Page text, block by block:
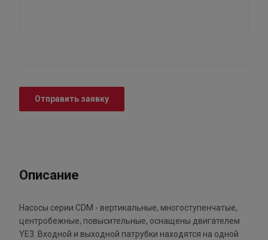
Отправить заявку
Описание
Насосы серии CDM - вертикальные, многоступенчатые,
центробежные, повысительные, оснащены двигателем
YE3. Входной и выходной патрубки находятся на одной